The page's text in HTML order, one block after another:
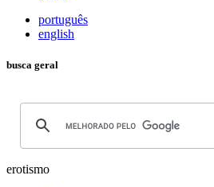
português
english
busca geral
erotismo